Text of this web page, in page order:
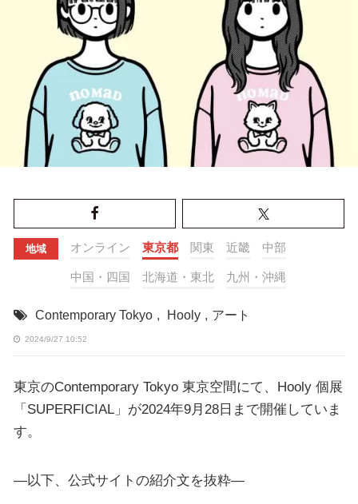
地域 オンライン 東京都 関東 近畿 中部
中国・四国 北海道・東北 九州・沖縄
Contemporary Tokyo , Hooly , アート
2024/9/27 10:52
東京のContemporary Tokyo 東京空間にて、Hooly 個展
「SUPERFICIAL」が2024年9月28日まで開催していま
す。
—以下、公式サイトの紹介文を抜粋—